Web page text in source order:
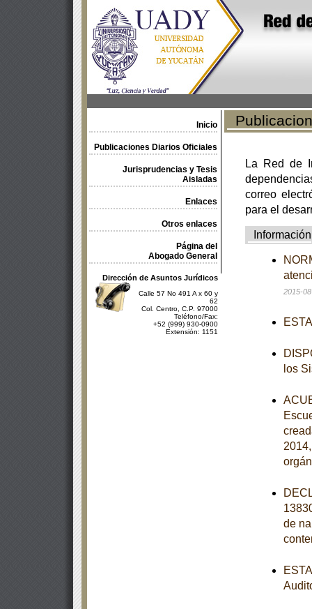
Inicio
Publicaciones Diarios Oficiales
Jurisprudencias y Tesis
Aisladas
Enlaces
Otros enlaces
Página del
Abogado General
Dirección de Asuntos Jurídicos
Calle 57 No 491 A x 60 y
62
Col. Centro, C.P. 97000
Teléfono/Fax:
+52 (999) 930-0900
Extensión: 1151
La Red de
correo
para el
Información
2015-
los
de